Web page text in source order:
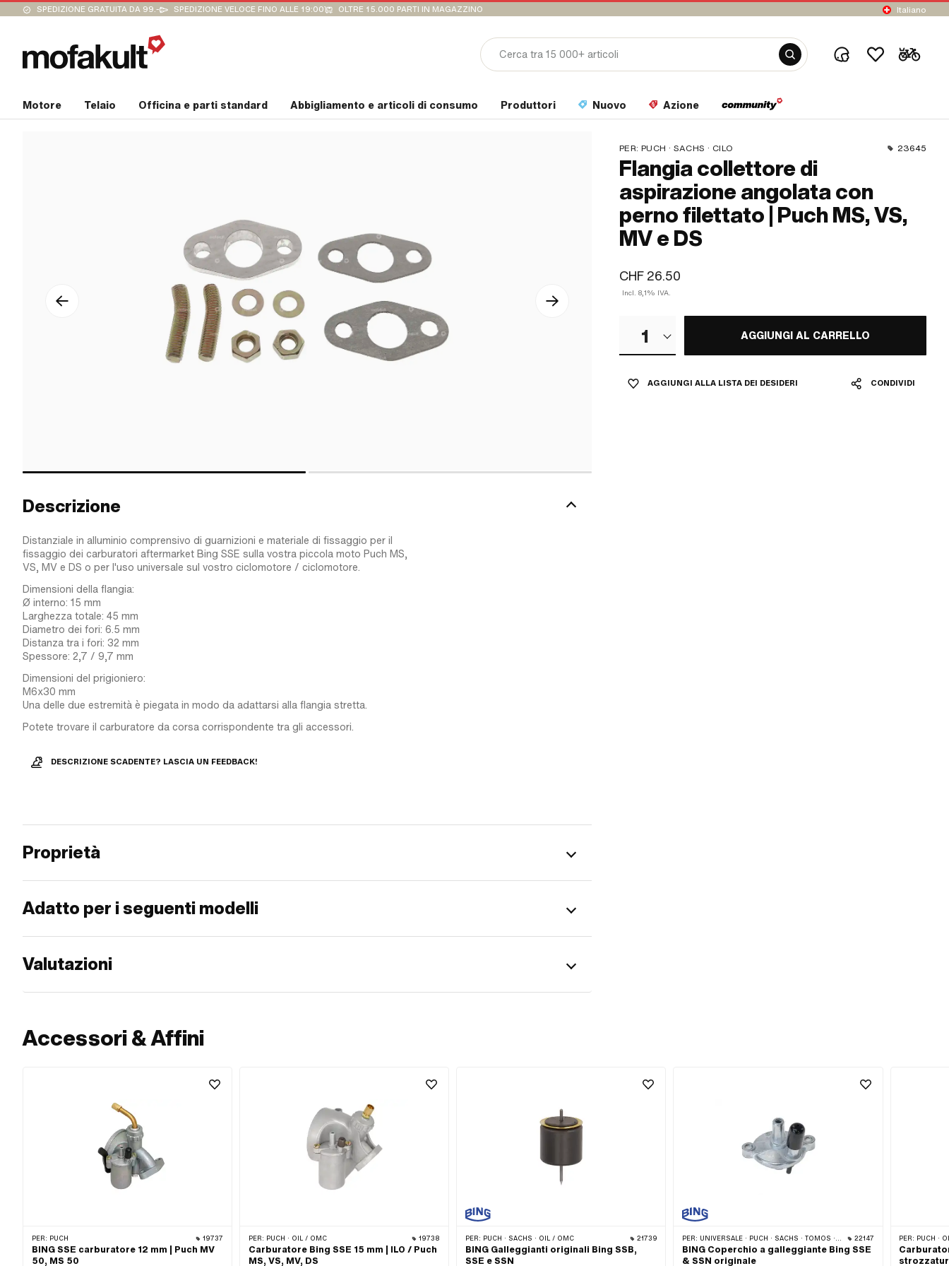
SPEDIZIONE GRATUITA DA 99.- SPEDIZIONE VELOCE FINO ALLE 19:00 OLTRE 15.000 PARTI IN MAGAZZINO Italiano
Motore Telaio Officina e parti standard Abbigliamento e articoli di consumo Produttori Nuovo Azione
PER: PUCH · SACHS · CILO 23645
Flangia collettore di
aspirazione angolata con
perno filettato | Puch MS, VS,
MV e DS
CHF 26.50
Incl. 8,1% IVA.
1 AGGIUNGI AL CARRELLO
AGGIUNGI ALLA LISTA DEI DESIDERI CONDIVIDI
Descrizione
Distanziale in alluminio comprensivo di guarnizioni e materiale di fissaggio per il
fissaggio dei carburatori aftermarket Bing SSE sulla vostra piccola moto Puch MS,
VS, MV e DS o per l'uso universale sul vostro ciclomotore / ciclomotore.
Dimensioni della flangia:
Ø interno: 15 mm
Larghezza totale: 45 mm
Diametro dei fori: 6.5 mm
Distanza tra i fori: 32 mm
Spessore: 2,7 / 9,7 mm
Dimensioni del prigioniero:
M6x30 mm
Una delle due estremità è piegata in modo da adattarsi alla flangia stretta.
Potete trovare il carburatore da corsa corrispondente tra gli accessori.
DESCRIZIONE SCADENTE? LASCIA UN FEEDBACK!
Proprietà
Adatto per i seguenti modelli
Valutazioni
Accessori & Affini
PER: PUCH 19737
BING SSE carburatore 12 mm | Puch MV
50, MS 50
PER: PUCH · OIL / OMC 19738
Carburatore Bing SSE 15 mm | ILO / Puch
MS, VS, MV, DS
PER: PUCH · SACHS · OIL / OMC 21739
BING Galleggianti originali Bing SSB,
SSE e SSN
PER: UNIVERSALE · PUCH · SACHS · TOMOS · OIL / OMC 22147
BING Coperchio a galleggiante Bing SSE
& SSN originale
PER: PUCH ·